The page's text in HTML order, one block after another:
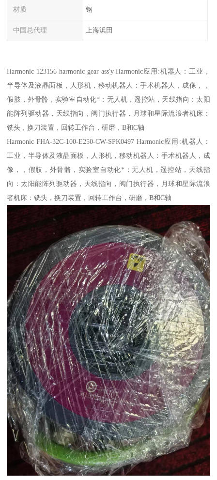
材质 钢
中国总代理 上海浜田
Harmonic 123156 harmonic gear ass'y Harmonic应用:机器人：工业，
半导体及液晶面板，人形机，移动机器人：手术机器人，成像，，
假肢，外骨骼，实验室自动化*：无人机，遥控站，天线指向：太阳
能阵列驱动器，天线指向，阀门执行器，月球和星际流浪者机床：
铣头，换刀装置，回转工作台，研磨，B和C轴
Harmonic FHA-32C-100-E250-CW-SPK0497 Harmonic应用:机器人：
工业，半导体及液晶面板，人形机，移动机器人：手术机器人，成
像，，假肢，外骨骼，实验室自动化*：无人机，遥控站，天线指
向：太阳能阵列驱动器，天线指向，阀门执行器，月球和星际流浪
者机床：铣头，换刀装置，回转工作台，研磨，B和C轴